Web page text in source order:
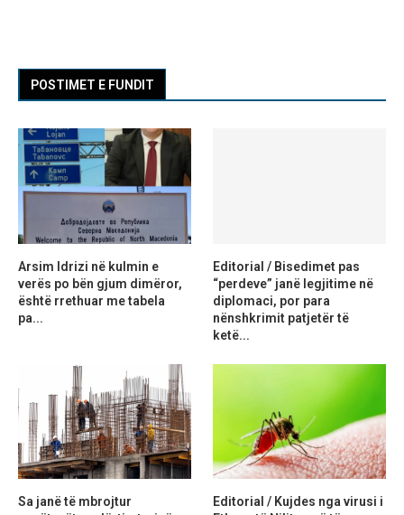
POSTIMET E FUNDIT
Arsim Idrizi në kulmin e
verës po bën gjum dimëror,
është rrethuar me tabela
pa...
Editorial / Bisedimet pas
“perdeve” janë legjitime në
diplomaci, por para
nënshkrimit patjetër të
ketë...
Sa janë të mbrojtur
Editorial / Kujdes nga virusi i